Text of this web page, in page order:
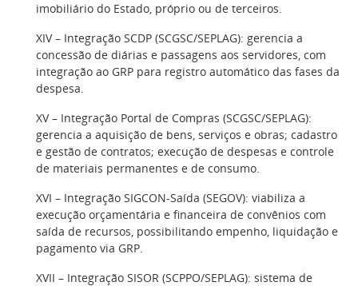
imobiliário do Estado, próprio ou de terceiros.
XIV – Integração SCDP (SCGSC/SEPLAG): gerencia a
concessão de diárias e passagens aos servidores, com
integração ao GRP para registro automático das fases da
despesa.
XV – Integração Portal de Compras (SCGSC/SEPLAG):
gerencia a aquisição de bens, serviços e obras; cadastro
e gestão de contratos; execução de despesas e controle
de materiais permanentes e de consumo.
XVI – Integração SIGCON-Saída (SEGOV): viabiliza a
execução orçamentária e financeira de convênios com
saída de recursos, possibilitando empenho, liquidação e
pagamento via GRP.
XVII – Integração SISOR (SCPPO/SEPLAG): sistema de